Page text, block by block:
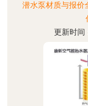
潜水泵材质与报价
更新时间